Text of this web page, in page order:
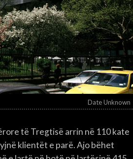
Date Unknown
të Tregtisë arrin në 110 kate
klientët e parë. Ajo bëhet